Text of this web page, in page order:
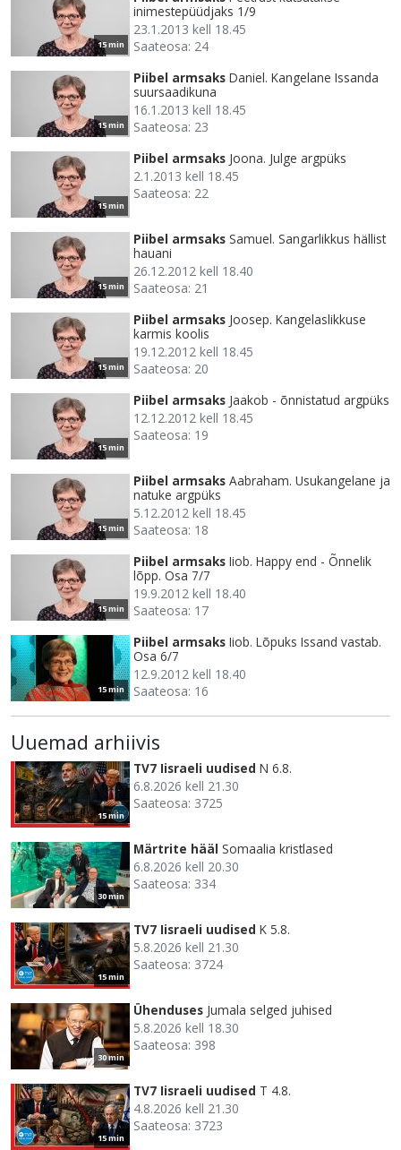
15 min
inimestepüüdjaks 1/9
23.1.2013 kell 18.45
Saateosa: 24
15 min
Piibel armsaks Daniel. Kangelane Issanda
suursaadikuna
16.1.2013 kell 18.45
Saateosa: 23
15 min
Piibel armsaks Joona. Julge argpüks
2.1.2013 kell 18.45
Saateosa: 22
15 min
Piibel armsaks Samuel. Sangarlikkus hällist
hauani
26.12.2012 kell 18.40
Saateosa: 21
15 min
Piibel armsaks Joosep. Kangelaslikkuse
karmis koolis
19.12.2012 kell 18.45
Saateosa: 20
15 min
Piibel armsaks Jaakob - õnnistatud argpüks
12.12.2012 kell 18.45
Saateosa: 19
15 min
Piibel armsaks Aabraham. Usukangelane ja
natuke argpüks
5.12.2012 kell 18.45
Saateosa: 18
15 min
Piibel armsaks Iiob. Happy end - Õnnelik
lõpp. Osa 7/7
19.9.2012 kell 18.40
Saateosa: 17
15 min
Piibel armsaks Iiob. Lõpuks Issand vastab.
Osa 6/7
12.9.2012 kell 18.40
Saateosa: 16
Uuemad arhiivis
15 min
TV7 Iisraeli uudised N 6.8.
6.8.2026 kell 21.30
Saateosa: 3725
30 min
Märtrite hääl Somaalia kristlased
6.8.2026 kell 20.30
Saateosa: 334
15 min
TV7 Iisraeli uudised K 5.8.
5.8.2026 kell 21.30
Saateosa: 3724
30 min
Ühenduses Jumala selged juhised
5.8.2026 kell 18.30
Saateosa: 398
15 min
TV7 Iisraeli uudised T 4.8.
4.8.2026 kell 21.30
Saateosa: 3723